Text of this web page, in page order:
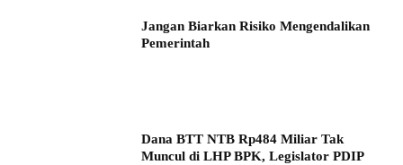
Jangan Biarkan Risiko Mengendalikan
Pemerintah
Dana BTT NTB Rp484 Miliar Tak
Muncul di LHP BPK, Legislator PDIP